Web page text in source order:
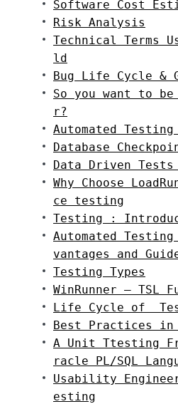
Software Cost
Risk Analysis
Technical Terms
ld
Bug Life Cycle &
So you want to
r?
Automated
Database
Data Driven Tests
Why Choose
ce testing
Testing :
Automated
vantages and
Testing Types
WinRunner – TSL
Life Cycle of
Best Practices in
A Unit Ttesting
racle PL/SQL
Usability
esting